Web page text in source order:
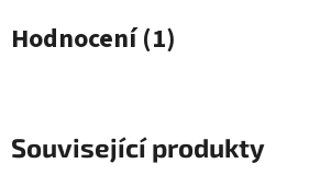
Hodnocení (1)
Související produkty